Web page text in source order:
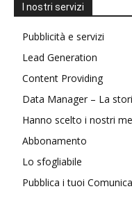
I nostri servizi
Pubblicità e servizi
Lead Generation
Content Providing
Data Manager – La
Hanno scelto i nostri
Abbonamento
Lo sfogliabile
Pubblica i tuoi